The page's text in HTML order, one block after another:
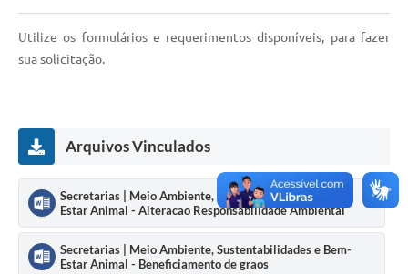
Arquivo Histórico
Cidadão Online: IPTU - alvará
Nota Fiscal Eletrônica
ITBI Online
Tramitação de Processos
Colégio Agrícola Municipal
Utilize os formulários e requerimentos disponíveis, para fazer
sua solicitação.
Arquivos Vinculados
Secretarias | Meio Ambiente, Sustentabilidades e Bem-
Estar Animal - Alteracao Responsabilidade Ambiental
Secretarias | Meio Ambiente, Sustentabilidades e Bem-
Estar Animal - Beneficiamento de graos